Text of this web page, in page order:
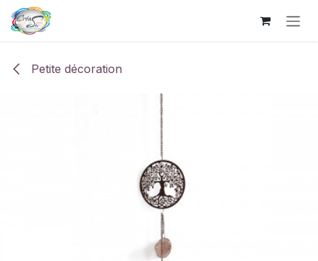
Se rendre au contenu
Petite décoration